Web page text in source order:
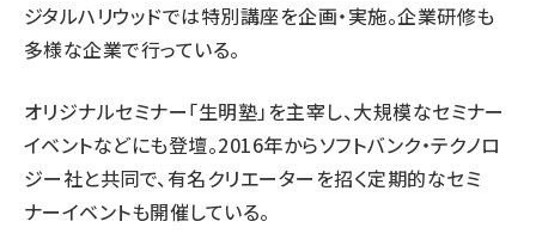
ジタルハリウッドでは特別講座を企画・実施。企業研修も
多様な企業で行っている。
オリジナルセミナー「生明塾」を主宰し、大規模なセミナー
イベントなどにも登壇。2016年からソフトバンク・テクノロ
ジー社と共同で、有名クリエーターを招く定期的なセミ
ナーイベントも開催している。